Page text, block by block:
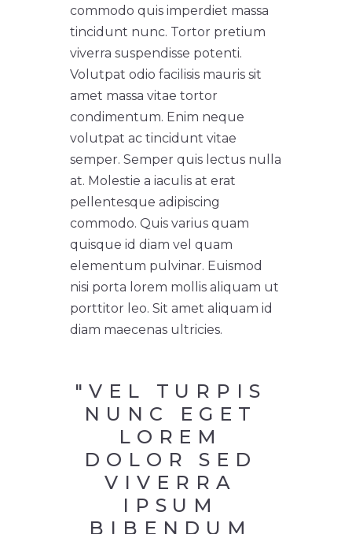
commodo quis imperdiet massa
tincidunt nunc. Tortor pretium
viverra suspendisse potenti.
Volutpat odio facilisis mauris sit
amet massa vitae tortor
condimentum. Enim neque
volutpat ac tincidunt vitae
semper. Semper quis lectus nulla
at. Molestie a iaculis at erat
pellentesque adipiscing
commodo. Quis varius quam
quisque id diam vel quam
elementum pulvinar. Euismod
nisi porta lorem mollis aliquam ut
porttitor leo. Sit amet aliquam id
diam maecenas ultricies.
"VEL TURPIS
NUNC EGET
LOREM
DOLOR SED
VIVERRA
IPSUM
BIBENDUM